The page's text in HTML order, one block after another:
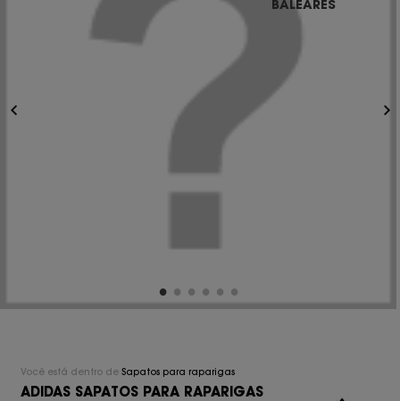
Você está dentro de Sapatos para raparigas
ADIDAS SAPATOS PARA RAPARIGAS